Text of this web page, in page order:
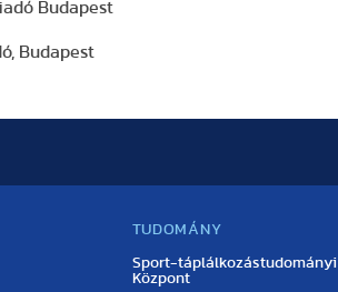
Budapest
Budapest
TUDOMÁNY
Sport-táplálkozástudományi
Központ